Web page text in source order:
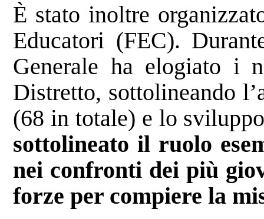
È stato inoltre
Educatori (FEC).
Generale ha elogiato i
Distretto, sottolineando
(68 in totale) e lo
sottolineato il ruolo
nei confronti dei più
forze per compiere la